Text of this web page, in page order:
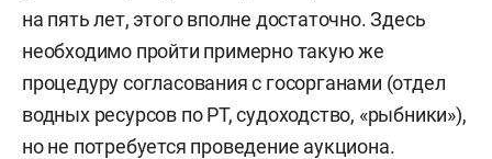
на пять лет, этого вполне достаточно. Здесь
необходимо пройти примерно такую же
процедуру согласования с госорганами (отдел
водных ресурсов по РТ, судоходство, «рыбники»),
но не потребуется проведение аукциона.